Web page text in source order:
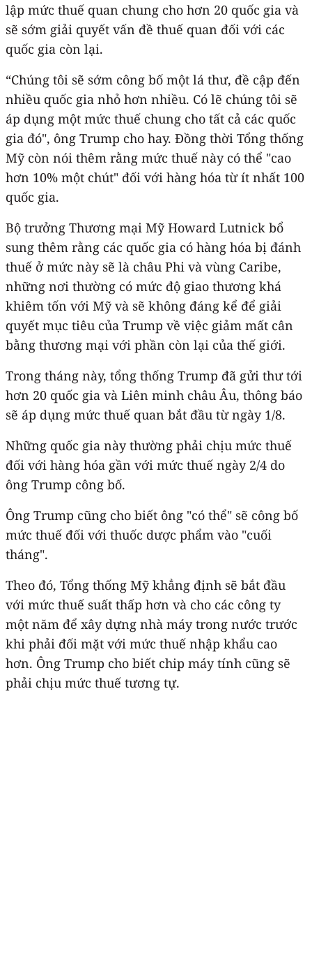
lập mức thuế quan chung cho hơn 20 quốc gia và
sẽ sớm giải quyết vấn đề thuế quan đối với các
quốc gia còn lại.
“Chúng tôi sẽ sớm công bố một lá thư, đề cập đến
nhiều quốc gia nhỏ hơn nhiều. Có lẽ chúng tôi sẽ
áp dụng một mức thuế chung cho tất cả các quốc
gia đó", ông Trump cho hay. Đồng thời Tổng thống
Mỹ còn nói thêm rằng mức thuế này có thể "cao
hơn 10% một chút" đối với hàng hóa từ ít nhất 100
quốc gia.
Bộ trưởng Thương mại Mỹ Howard Lutnick bổ
sung thêm rằng các quốc gia có hàng hóa bị đánh
thuế ở mức này sẽ là châu Phi và vùng Caribe,
những nơi thường có mức độ giao thương khá
khiêm tốn với Mỹ và sẽ không đáng kể để giải
quyết mục tiêu của Trump về việc giảm mất cân
bằng thương mại với phần còn lại của thế giới.
Trong tháng này, tổng thống Trump đã gửi thư tới
hơn 20 quốc gia và Liên minh châu Âu, thông báo
sẽ áp dụng mức thuế quan bắt đầu từ ngày 1/8.
Những quốc gia này thường phải chịu mức thuế
đối với hàng hóa gần với mức thuế ngày 2/4 do
ông Trump công bố.
Ông Trump cũng cho biết ông "có thể" sẽ công bố
mức thuế đối với thuốc dược phẩm vào "cuối
tháng".
Theo đó, Tổng thống Mỹ khẳng định sẽ bắt đầu
với mức thuế suất thấp hơn và cho các công ty
một năm để xây dựng nhà máy trong nước trước
khi phải đối mặt với mức thuế nhập khẩu cao
hơn. Ông Trump cho biết chip máy tính cũng sẽ
phải chịu mức thuế tương tự.